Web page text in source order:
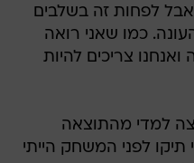
אבל לפחות זה בשלבים
כמו שאני רואה
צריכים להיות
למדי מהתוצאה
תיקו לפני המשחק הייתי